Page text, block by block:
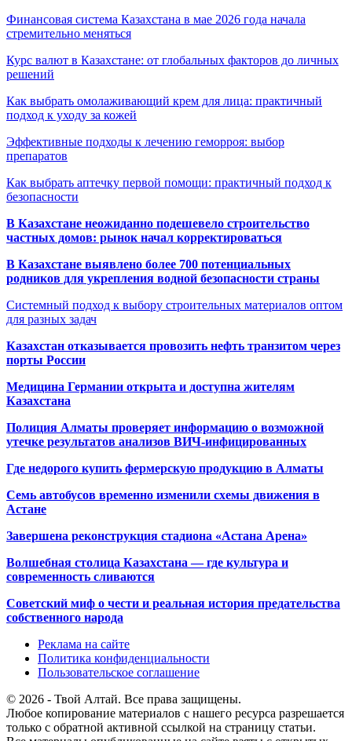
Финансовая система Казахстана в мае 2026 года начала
стремительно меняться
Курс валют в Казахстане: от глобальных факторов до личных
решений
Как выбрать омолаживающий крем для лица: практичный
подход к уходу за кожей
Эффективные подходы к лечению геморроя: выбор
препаратов
Как выбрать аптечку первой помощи: практичный подход к
безопасности
В Казахстане неожиданно подешевело строительство
частных домов: рынок начал корректироваться
В Казахстане выявлено более 700 потенциальных
родников для укрепления водной безопасности страны
Системный подход к выбору строительных материалов оптом
для разных задач
Казахстан отказывается провозить нефть транзитом через
порты России
Медицина Германии открыта и доступна жителям
Казахстана
Полиция Алматы проверяет информацию о возможной
утечке результатов анализов ВИЧ-инфицированных
Где недорого купить фермерскую продукцию в Алматы
Семь автобусов временно изменили схемы движения в
Астане
Завершена реконструкция стадиона «Астана Арена»
Волшебная столица Казахстана — где культура и
современность сливаются
Советский миф о чести и реальная история предательства
собственного народа
Реклама на сайте
Политика конфиденциальности
Пользовательское соглашение
© 2026 - Твой Алтай. Все права защищены.
Любое копирование материалов с нашего ресурса разрешается
только с обратной активной ссылкой на страницу статьи.